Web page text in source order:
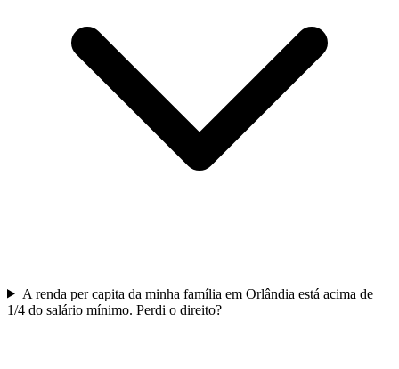
A renda per capita da minha família em Orlândia está acima de
1/4 do salário mínimo. Perdi o direito?